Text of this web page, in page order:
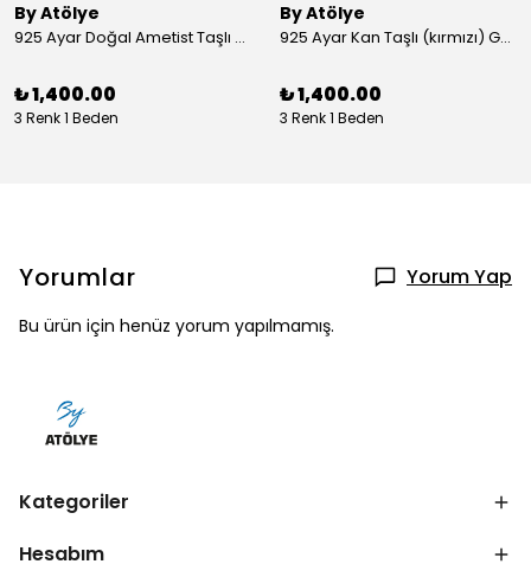
By Atölye
925 Ayar Doğal Ametist Taşlı Yuvarlak Gümüş Yüzük
₺ 1,400.00
3 Renk 1 Beden
By Atölye
925 Ayar Kan Taşlı (kırmızı) Gümüş Yüzük
₺ 1,400.00
3 Renk 1 Beden
Yorumlar Yorum Yap
Bu ürün için henüz yorum yapılmamış.
Kategoriler
Hesabım